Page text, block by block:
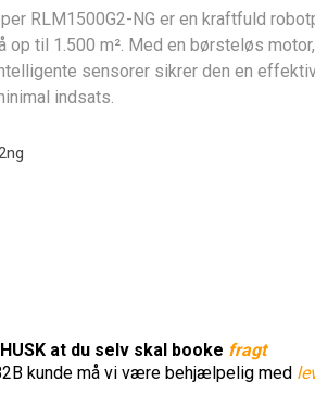
RLM1500G2-NG er en kraftfuld
til 1.500 m². Med en børsteløs
sensorer sikrer den en
indsats.
HUSK at du selv skal booke fragt
kunde må vi være behjælpelig med